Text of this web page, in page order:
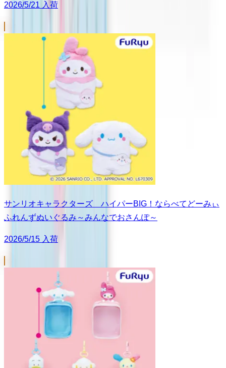
2026/5/21 入荷
サンリオキャラクターズ ハイパーBIG！ならべてどーみぃ
ふれんずぬいぐるみ～みんなでおさんぽ～
2026/5/15 入荷